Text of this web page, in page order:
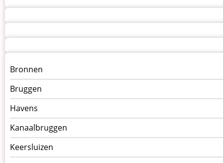
Menu
kunstwerken
op
kunstwerkpagina
Bronnen
Bruggen
Havens
Kanaalbruggen
Keersluizen